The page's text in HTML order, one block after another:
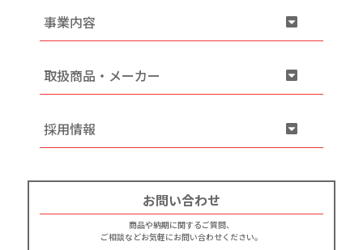
事業内容
取扱商品・メーカー
採用情報
お問い合わせ
商品や納期に関するご質問、
ご相談などお気軽にお問い合わせください。